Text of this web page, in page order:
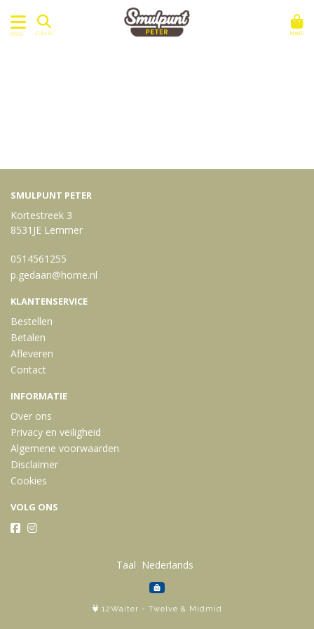
MENU ZOEKEN MAND
SMULPUNT PETER
Kortestreek 3
8531JE Lemmer
0514561255
p.gedaan@home.nl
KLANTENSERVICE
Bestellen
Betalen
Afleveren
Contact
INFORMATIE
Over ons
Privacy en veiligheid
Algemene voorwaarden
Disclaimer
Cookies
VOLG ONS
Taal
12Waiter - Twelve & Midmid